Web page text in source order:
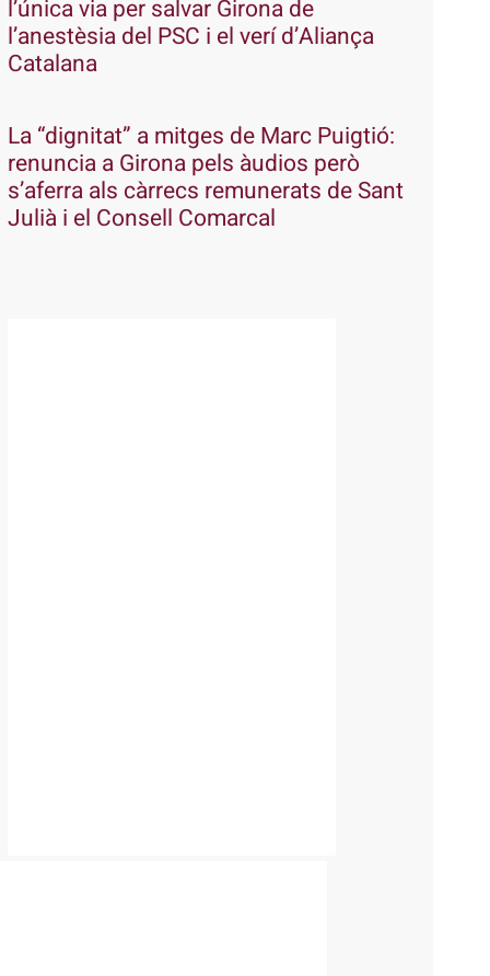
l’única via per salvar Girona de
l’anestèsia del PSC i el verí d’Aliança
Catalana
La “dignitat” a mitges de Marc Puigtió:
renuncia a Girona pels àudios però
s’aferra als càrrecs remunerats de Sant
Julià i el Consell Comarcal